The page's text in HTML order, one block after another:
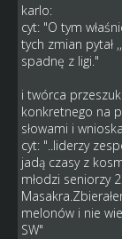
karlo:
cyt: "O tym
tych zmian pytał
spadnę z ligi."
i twórca
konkretnego na
słowami i
cyt: "..liderzy
jadą czasy z
młodzi seniorzy
melonów i nie
SW"